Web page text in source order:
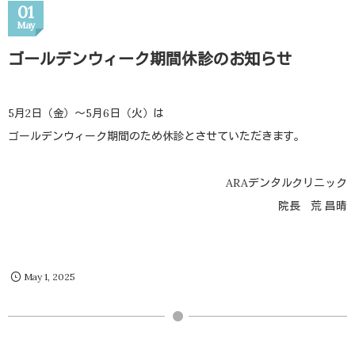
01
May
ゴールデンウィーク期間休診のお知らせ
5月2日（金）～5月6日（火）は
ゴールデンウィーク期間のため休診とさせていただきます。
ARAデンタルクリニック
院長 荒 昌晴
May1, 2025